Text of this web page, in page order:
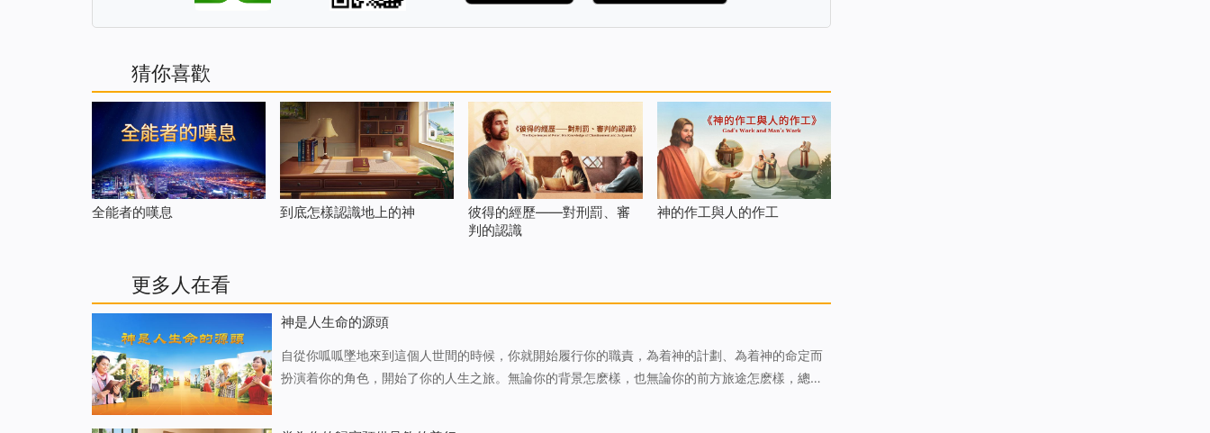
猜你喜歡
全能者的嘆息 到底怎樣認識地上的神
彼得的經歷——對刑罰、審
判的認識
神的作工與人的作工
更多人在看
神是人生命的源頭
自從你呱呱墜地來到這個人世間的時候，你就開始履行你的職責，為着神的計劃、為着神的命定而
扮演着你的角色，開始了你的人生之旅。無論你的背景怎麽樣，也無論你的前方旅途怎麽樣，總